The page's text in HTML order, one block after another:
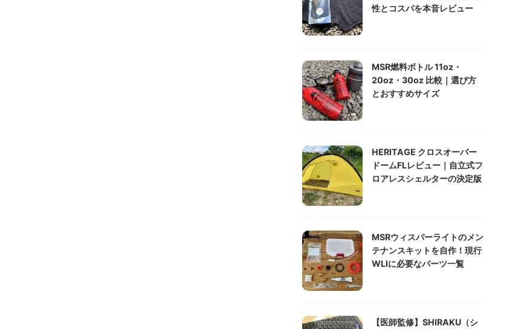
性とコスパを本音レビュー
MSR燃料ボトル 11oz・
20oz・30oz 比較｜選び方
とおすすめサイズ
HERITAGE クロスオーバー
ドームFLレビュー｜自立式フ
ロアレスシェルターの決定版
MSRウィスパーライトのメン
テナンスキットを自作！現行
WLIに必要なパーツ一覧
【医師監修】SHIRAKU（シ